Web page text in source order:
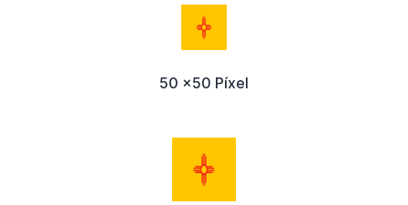
50 x50 Píxel